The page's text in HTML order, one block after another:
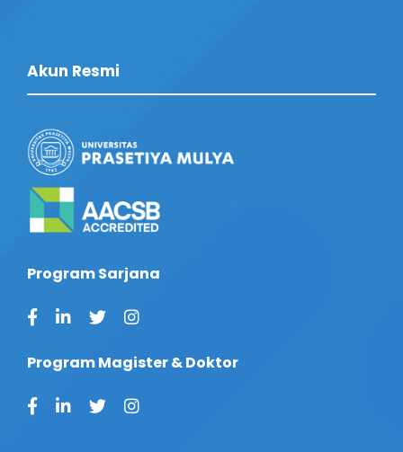
Akun Resmi
Program Sarjana
Program Magister & Doktor